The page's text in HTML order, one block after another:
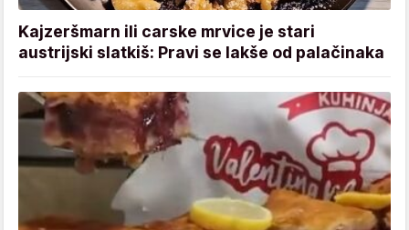
Kajzeršmarn ili carske mrvice je stari
austrijski slatkiš: Pravi se lakše od palačinaka